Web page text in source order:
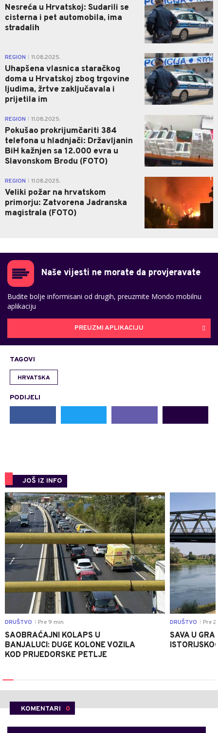
Nesreća u Hrvatskoj: Sudarili se
cisterna i pet automobila, ima
stradalih
REGION 11.08.2025.
Uhapšena vlasnica staračkog
doma u Hrvatskoj zbog trgovine
ljudima, žrtve zaključavala i
prijetila im
0
REGION 11.08.2025.
Pokušao prokrijumčariti 384
telefona u hladnjači: Državljanin
BiH kažnjen sa 12.000 evra u
Slavonskom Brodu (FOTO)
1
REGION 11.08.2025.
Veliki požar na hrvatskom
primorju: Zatvorena Jadranska
magistrala (FOTO)
1
Naše vijesti ne morate da provjeravate
Budite bolje informisani od drugih, preuzmite Mondo mobilnu
aplikaciju
PREUZMI APLIKACIJU
TAGOVI
HRVATSKA
PODIJELI
JOŠ IZ INFO
0
DRUŠTVO Pre 9 min
SAOBRAĆAJNI KOLAPS U
BANJALUCI: DUGE KOLONE VOZILA
KOD PRIJEDORSKE PETLJE
DRUŠTVO Pre
SAVA U
KOMENTARI 0